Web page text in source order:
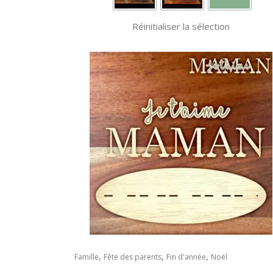
page
produit
à
40,00€
Réinitialiser la sélection
Famille, Fête des parents, Fin d'année, Noël